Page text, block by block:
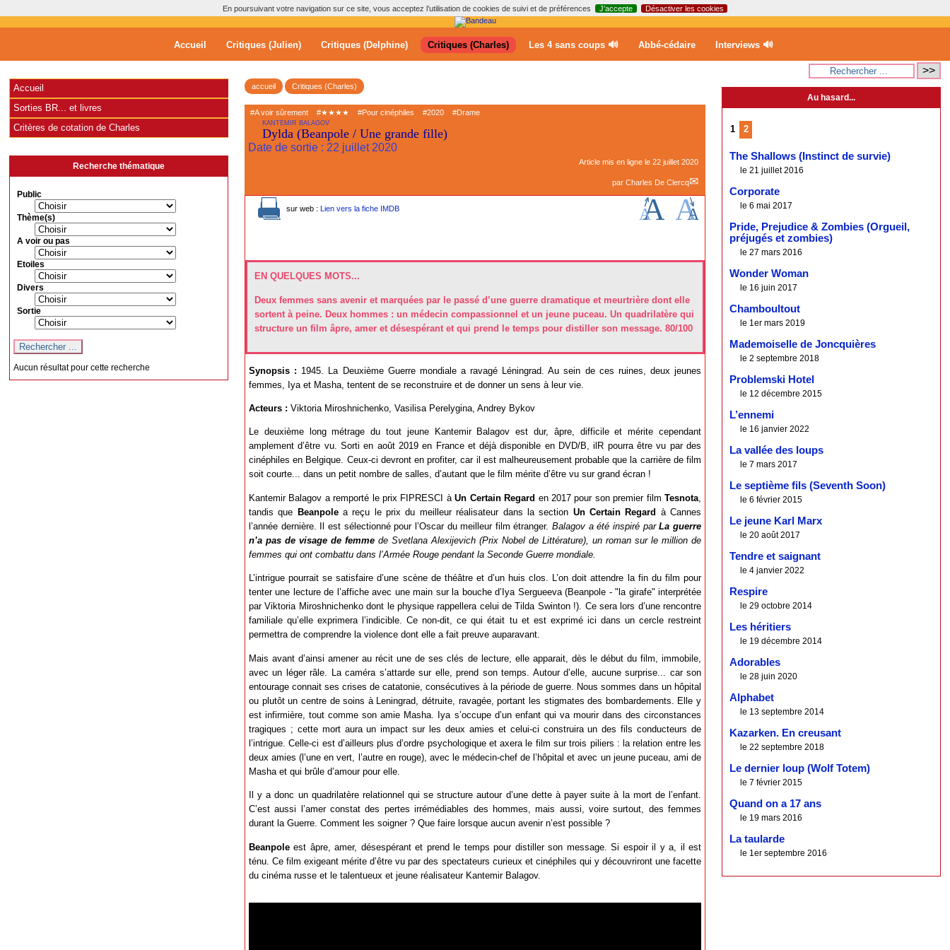
En poursuivant votre navigation sur ce site, vous acceptez l’utilisation de cookies de suivi et de préférences J’accepte Désactiver les cookies
Accueil Critiques (Julien) Critiques (Delphine) Critiques (Charles) Les 4 sans coups 🔊 Abbé-cédaire Interviews 🔊
accueil Critiques (Charles)
#A voir sûrement #★★★★ #Pour cinéphiles #2020 #Drame
KANTEMIR BALAGOV
Dylda (Beanpole / Une grande fille)
Date de sortie : 22 juillet 2020
Article mis en ligne le 22 juillet 2020
par Charles De Clercq
EN QUELQUES MOTS...
Deux femmes sans avenir et marquées par le passé d’une guerre dramatique et meurtrière dont elle
sortent à peine. Deux hommes : un médecin compassionnel et un jeune puceau. Un quadrilatère qui
structure un film âpre, amer et désespérant et qui prend le temps pour distiller son message. 80/100
sur web : Lien vers la fiche IMDB
Synopsis : 1945. La Deuxième Guerre mondiale a ravagé Léningrad. Au sein de ces ruines, deux jeunes
femmes, Iya et Masha, tentent de se reconstruire et de donner un sens à leur vie.
Acteurs : Viktoria Miroshnichenko, Vasilisa Perelygina, Andrey Bykov
Le deuxième long métrage du tout jeune Kantemir Balagov est dur, âpre, difficile et mérite cependant
amplement d’être vu. Sorti en août 2019 en France et déjà disponible en DVD/B, ilR pourra être vu par des
cinéphiles en Belgique. Ceux-ci devront en profiter, car il est malheureusement probable que la carrière de film
soit courte... dans un petit nombre de salles, d’autant que le film mérite d’être vu sur grand écran !
Kantemir Balagov a remporté le prix FIPRESCI àUn Certain Regard en 2017 pour son premier filmTesnota
tandis que Beanpolea reçu le prix du meilleur réalisateur dans la section Un Certain Regard à Cannes
l’année dernière. Il est sélectionné pour l’Oscar du meilleur film étranger.Balagov a été inspiré parLa guerre
n’a pas de visage de femme de Svetlana Alexijevich (Prix Nobel de Littérature), un roman sur le million de
femmes qui ont combattu dans l’Armée Rouge pendant la Seconde Guerre mondiale.
L’intrigue pourrait se satisfaire d’une scène de théâtre et d’un huis clos. L’on doit attendre la fin du film pour
tenter une lecture de l’affiche avec une main sur la bouche d’Iya Sergueeva (Beanpole - "la girafe" interprétée
par Viktoria Miroshnichenko dont le physique rappellera celui de Tilda Swinton !). Ce sera lors d’une rencontre
familiale qu’elle exprimera l’indicible. Ce non-dit, ce qui était tu et est exprimé ici dans un cercle restreint
permettra de comprendre la violence dont elle a fait preuve auparavant.
Mais avant d’ainsi amener au récit une de ses clés de lecture, elle apparait, dès le début du film, immobile,
avec un léger râle. La caméra s’attarde sur elle, prend son temps. Autour d’elle, aucune surprise... car son
entourage connait ses crises de catatonie, consécutives à la période de guerre. Nous sommes dans un hôpital
ou plutôt un centre de soins à Leningrad, détruite, ravagée, portant les stigmates des bombardements. Elle y
est infirmière, tout comme son amie Masha. Iya s’occupe d’un enfant qui va mourir dans des circonstances
tragiques ; cette mort aura un impact sur les deux amies et celui-ci construira un des fils conducteurs de
l’intrigue. Celle-ci est d’ailleurs plus d’ordre psychologique et axera le film sur trois piliers : la relation entre les
deux amies (l’une en vert, l’autre en rouge), avec le médecin-chef de l’hôpital et avec un jeune puceau, ami de
Masha et qui brûle d’amour pour elle.
Il y a donc un quadrilatère relationnel qui se structure autour d’une dette à payer suite à la mort de l’enfant.
C’est aussi l’amer constat des pertes irrémédiables des hommes, mais aussi, voire surtout, des femmes
durant la Guerre. Comment les soigner ? Que faire lorsque aucun avenir n’est possible ?
Beanpole est âpre, amer, désespérant et prend le temps pour distiller son message. Si espoir il y a, il est
ténu. Ce film exigeant mérite d’être vu par des spectateurs curieux et cinéphiles qui y découvriront une facette
du cinéma russe et le talentueux et jeune réalisateur Kantemir Balagov.
Accueil
Sorties BR... et livres
Critères de cotation de Charles
Recherche thématique
Public
Thème(s)
A voir ou pas
Etoiles
Divers
Sortie
Aucun résultat pour cette recherche
Au hasard...
1 2
The Shallows (Instinct de survie)
le 21 juillet 2016
Corporate
le 6 mai 2017
Pride, Prejudice & Zombies (Orgueil,
préjugés et zombies)
le 27 mars 2016
Wonder Woman
le 16 juin 2017
Chamboultout
le 1er mars 2019
Mademoiselle de Joncquières
le 2 septembre 2018
Problemski Hotel
le 12 décembre 2015
L’ennemi
le 16 janvier 2022
La vallée des loups
le 7 mars 2017
Le septième fils (Seventh Soon)
le 6 février 2015
Le jeune Karl Marx
le 20 août 2017
Tendre et saignant
le 4 janvier 2022
Respire
le 29 octobre 2014
Les héritiers
le 19 décembre 2014
Adorables
le 28 juin 2020
Alphabet
le 13 septembre 2014
Kazarken. En creusant
le 22 septembre 2018
Le dernier loup (Wolf Totem)
le 7 février 2015
Quand on a 17 ans
le 19 mars 2016
La taularde
le 1er septembre 2016